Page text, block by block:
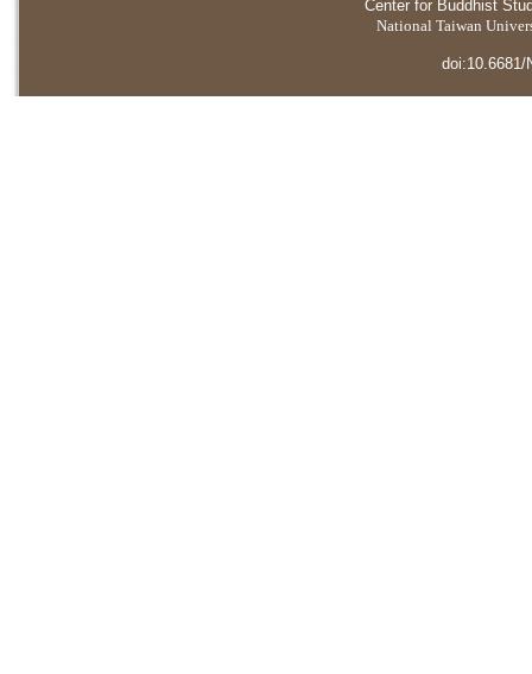
Center for Buddhist
National Taiwan
doi:10.6681/